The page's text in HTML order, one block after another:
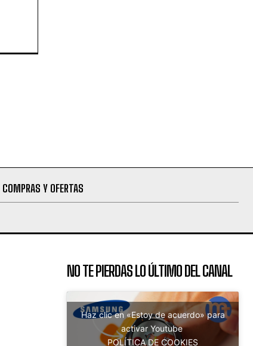
COMPRAS Y OFERTAS
NO TE PIERDAS LO ÚLTIMO DEL CANAL
Haz clic en «Estoy de acuerdo» para
activar Youtube
POLÍTICA DE COOKIES